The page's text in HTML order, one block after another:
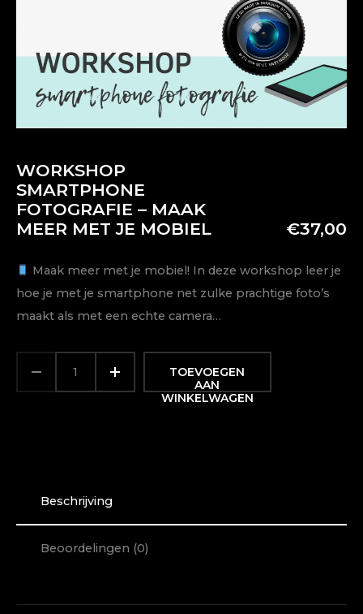
WORKSHOP
SMARTPHONE
FOTOGRAFIE – MAAK
MEER MET JE MOBIEL
€37,00
Maak meer met je mobiel! In deze workshop leer je
hoe je met je smartphone net zulke prachtige foto’s
maakt als met een echte camera…
WORKSHOP
SMARTPHONE
–
TOEVOEGEN
AAN
WINKELWAGEN
Beschrijving
Beoordelingen (0)